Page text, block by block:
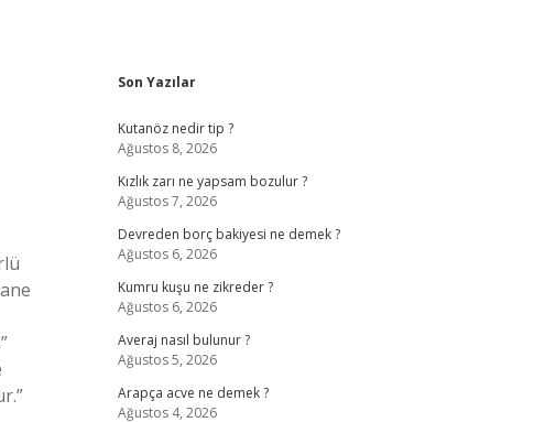
Sidebar
Son Yazılar
Kutanöz nedir tip ?
Ağustos 8, 2026
Kızlık zarı ne yapsam bozulur ?
Ağustos 7, 2026
Devreden borç bakiyesi ne demek ?
Ağustos 6, 2026
Kumru kuşu ne zikreder ?
Ağustos 6, 2026
Averaj nasıl bulunur ?
Ağustos 5, 2026
Arapça acve ne demek ?
Ağustos 4, 2026